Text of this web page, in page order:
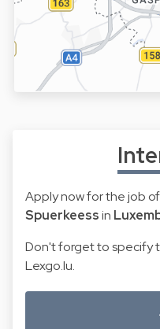
Apply now for the job of
Spuerkeessin
Don't forget to specify
Lexgo.lu.